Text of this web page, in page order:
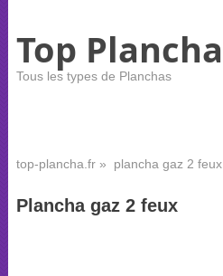
Top Plancha
Tous les types de Planchas
top-plancha.fr» plancha gaz 2 feux
Plancha gaz 2 feux